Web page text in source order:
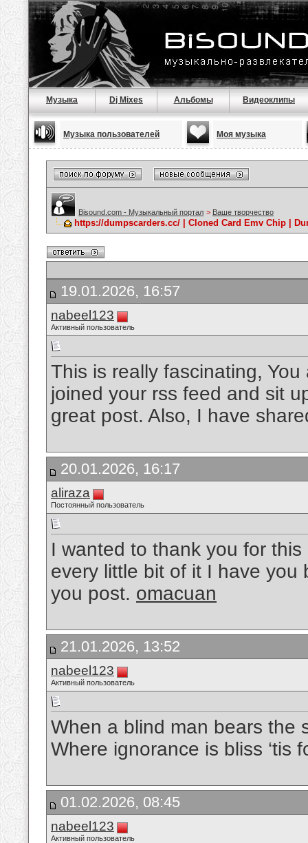
Музыка Dj Mixes Альбомы Видеоклипы
Музыка пользователей Моя музыка
Bisound.com - Музыкальный портал > Ваше творчество
https://dumpscarders.cc/ | Cloned Card Emv Chip |
19.01.2026, 16:57
nabeel123
Активный пользователь
This is really fascinating,
joined your rss feed and sit
great post. Also, I have
20.01.2026, 16:17
aliraza
Постоянный пользователь
I wanted to thank you for
every little bit of it I have you
you post. omacuan
21.01.2026, 13:52
nabeel123
Активный пользователь
When a blind man bears
Where ignorance is bliss
01.02.2026, 08:45
nabeel123
Активный пользователь